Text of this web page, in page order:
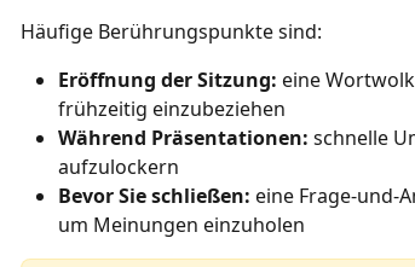
Häufige Berührungspunkte sind:
Eröffnung der Sitzung: eine
frühzeitig einzubeziehen
Während Präsentationen: schnelle
aufzulockern
Bevor Sie schließen: eine Frage-und-
um Meinungen einzuholen